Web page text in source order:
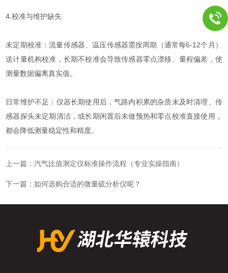
4.校准与维护缺失
未定期校准：流量传感器、温压传感器需按周期（通常每6-12个月）
送计量机构校准，长期不校准会导致传感器零点漂移、量程偏差，使
测量数据偏离真实值。
日常维护不足：仪器长期使用后，气路内积累的杂质未及时清理、传
感器探头未定期清洁，或长期闲置后未做预热和零点校准直接使用，
都会降低测量稳定性和精度。
上一篇：汽气比值测定仪标准操作流程（专业实操指南）
下一篇：如何选购合适的微量硫分析仪呢？